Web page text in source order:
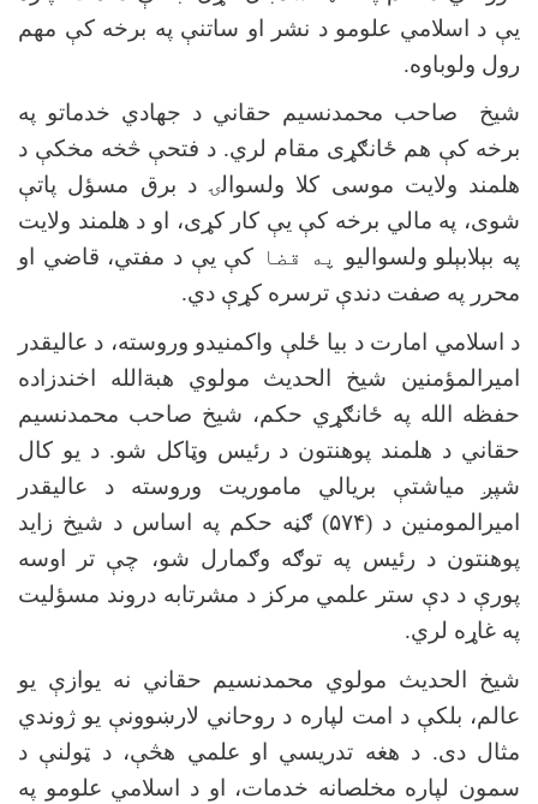
یې د اسلامي علومو د نشر او ساتنې په برخه کې مهم
رول ولوباوه.
شيخ صاحب محمدنسیم حقاني د جهادي خدماتو په
برخه کې هم ځانګړی مقام لري. د فتحې څخه مخکې د
هلمند ولايت موسی کلا ولسوالۍ د برق مسؤل پاتې
شوی، په مالي برخه کې یې کار کړی، او د هلمند ولایت
په بېلابېلو ولسوالیو په قضا کې یې د مفتي، قاضي او
محرر په صفت دندې ترسره کړې دي.
د اسلامي امارت د بیا ځلې واکمنیدو وروسته، د عالیقدر
امیرالمؤمنین شیخ الحدیث مولوي هبةالله اخندزاده
حفظه الله په ځانګړي حکم، شيخ صاحب محمدنسیم
حقاني د هلمند پوهنتون د رئیس وټاکل شو. د يو کال
شپږ مياشتې بريالي ماموريت وروسته د عاليقدر
اميرالمومنين د (۵۷۴) ګڼه حکم په اساس د شیخ زاید
پوهنتون د رئیس په توګه وګمارل شو، چې تر اوسه
پورې د دې ستر علمي مرکز د مشرتابه دروند مسؤلیت
په غاړه لري.
شیخ الحدیث مولوي محمدنسیم حقاني نه یوازې یو
عالم، بلکې د امت لپاره د روحاني لارښوونې یو ژوندي
مثال دی. د هغه تدریسي او علمي هڅې، د ټولنې د
سمون لپاره مخلصانه خدمات، او د اسلامي علومو په